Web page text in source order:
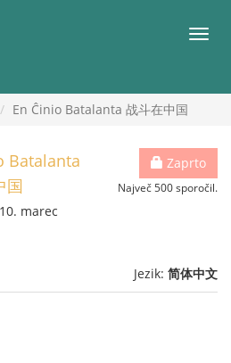
Meni
En Ĉinio Batalanta 战斗在中国
Zaprto
Največ 500 sporočil.
Batalanta
国
marec
Jezik: 简体中文